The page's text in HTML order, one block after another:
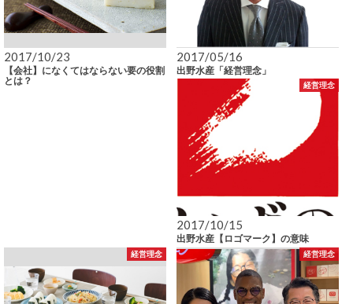
2017/10/23
【会社】になくてはならない要の役割
とは？
2017/05/16
出野水産「経営理念」
経営理念
2017/10/15
出野水産【ロゴマーク】の意味
経営理念 経営理念